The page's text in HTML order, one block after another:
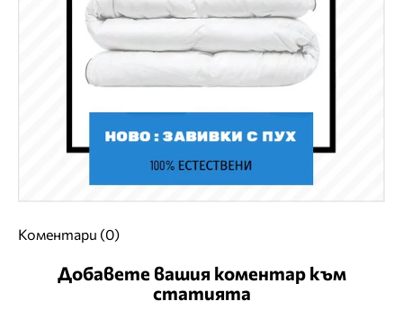
Коментари (0)
Добавете вашия коментар към
статията